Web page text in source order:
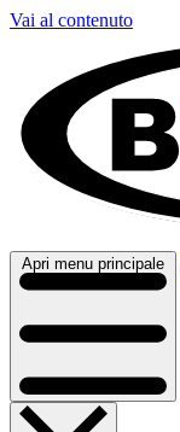
Vai al contenuto
Apri menu principale